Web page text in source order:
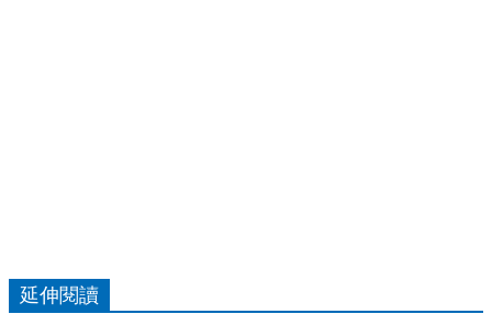
延伸閱讀